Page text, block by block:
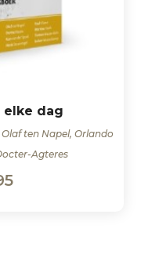
elke dag
ten Napel, Orlando
Agteres